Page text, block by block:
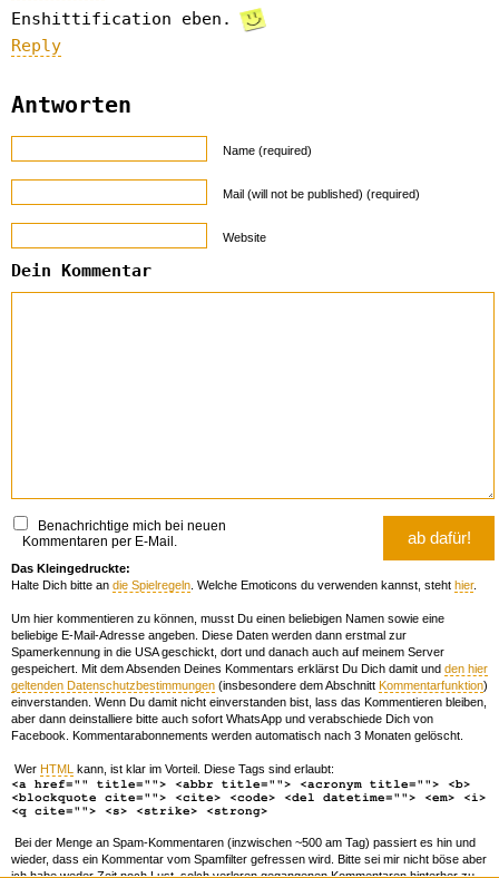
Enshittification eben.
Reply
Antworten
Name (required)
Mail (will not be published) (required)
Website
Dein Kommentar
Benachrichtige mich bei neuen
Kommentaren per E-Mail.
Das Kleingedruckte:
Halte Dich bitte an die Spielregeln . Welche Emoticons du verwenden kannst, steht hier.
Um hier kommentieren zu können, musst Du einen beliebigen Namen sowie eine
beliebige E-Mail-Adresse angeben. Diese Daten werden dann erstmal zur
Spamerkennung in die USA geschickt, dort und danach auch auf meinem Server
gespeichert. Mit dem Absenden Deines Kommentars erklärst Du Dich damit und den hier
geltenden Datenschutzbestimmungen (insbesondere dem Abschnitt Kommentarfunktion)
einverstanden. Wenn Du damit nicht einverstanden bist, lass das Kommentieren bleiben,
aber dann deinstalliere bitte auch sofort WhatsApp und verabschiede Dich von
Facebook. Kommentarabonnements werden automatisch nach 3 Monaten gelöscht.
Wer HTML kann, ist klar im Vorteil. Diese Tags sind erlaubt:
<a href="" title=""> <abbr title=""> <acronym title=""> <b>
<blockquote cite=""> <cite> <code> <del datetime=""> <em> <i>
<q cite=""> <s> <strike> <strong>
Bei der Menge an Spam-Kommentaren (inzwischen ~500 am Tag) passiert es hin und
wieder, dass ein Kommentar vom Spamfilter gefressen wird. Bitte sei mir nicht böse aber
ich habe weder Zeit noch Lust, solch verloren gegangenen Kommentaren hinterher zu